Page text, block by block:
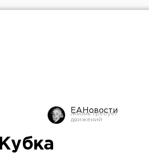
ЕАНовости